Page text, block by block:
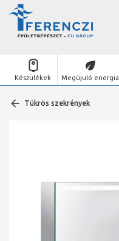
Készülékek Megújuló energia
Tükrös szekrények